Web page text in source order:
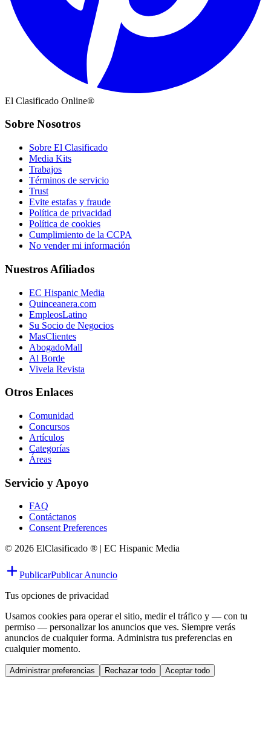
El Clasificado Online®
Sobre Nosotros
Sobre El Clasificado
Media Kits
Trabajos
Términos de servicio
Trust
Evite estafas y fraude
Política de privacidad
Política de cookies
Cumplimiento de la CCPA
No vender mi información
Nuestros Afiliados
EC Hispanic Media
Quinceanera.com
EmpleosLatino
Su Socio de Negocios
MasClientes
AbogadoMall
Al Borde
Vivela Revista
Otros Enlaces
Comunidad
Concursos
Artículos
Categorías
Áreas
Servicio y Apoyo
FAQ
Contáctanos
Consent Preferences
© 2026 ElClasificado ® | EC Hispanic Media
PublicarPublicar Anuncio
Tus opciones de privacidad
Usamos cookies para operar el sitio, medir el tráfico y — con tu
permiso — personalizar los anuncios que ves. Siempre verás
anuncios de cualquier forma. Administra tus preferencias en
cualquier momento.
Administrar preferencias Rechazar todo Aceptar todo